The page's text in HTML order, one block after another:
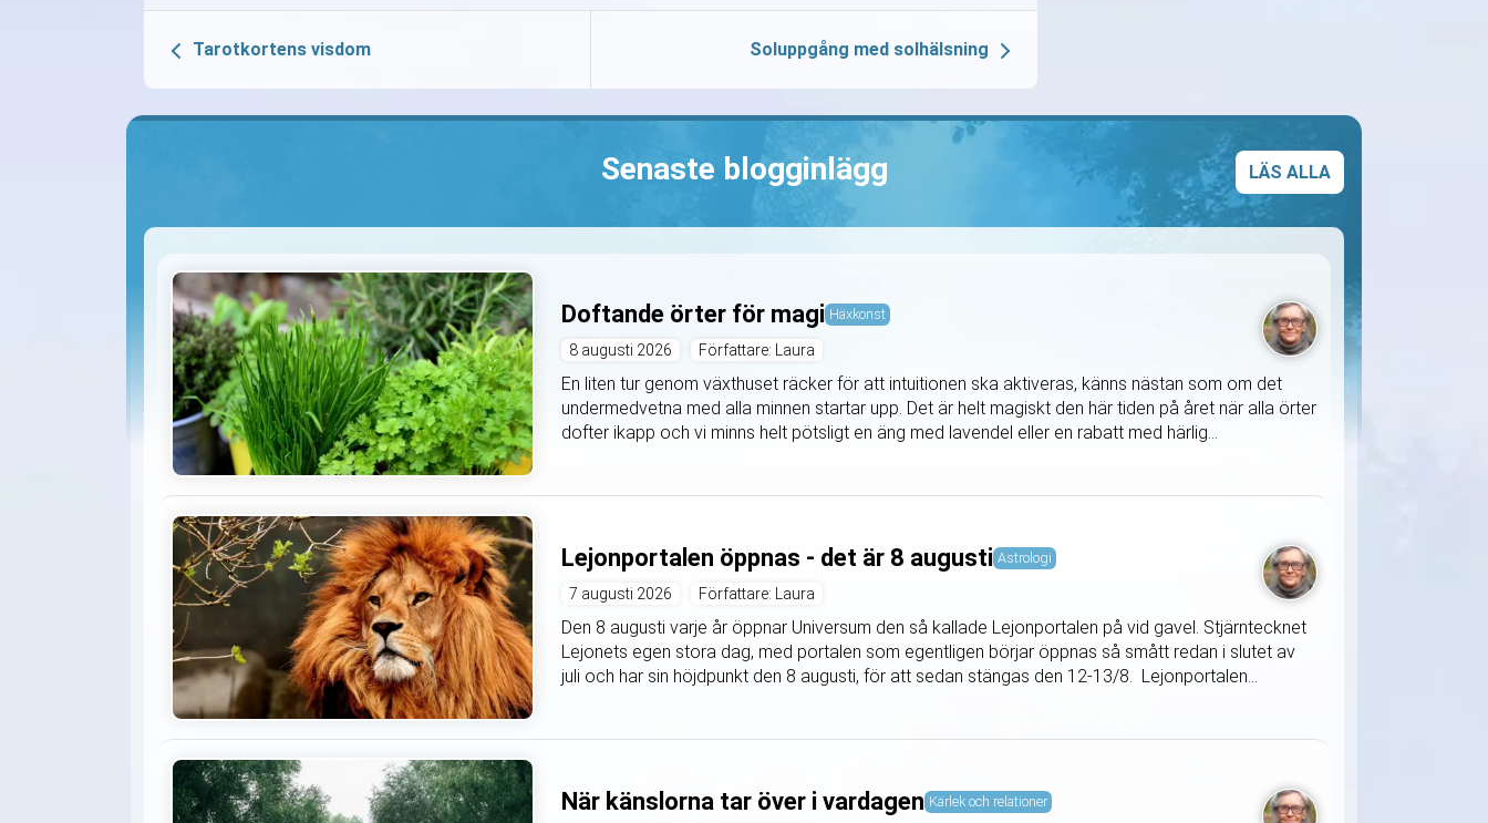
Tarotkortens visdom Soluppgång med solhälsning
Senaste blogginlägg LÄS ALLA
Doftande örter för magi Häxkonst
8 augusti 2026 Författare: Laura
En liten tur genom växthuset räcker för att intuitionen ska aktiveras, känns nästan som om det
undermedvetna med alla minnen startar upp. Det är helt magiskt den här tiden på året när alla örter
dofter ikapp och vi minns helt pötsligt en äng med lavendel eller en rabatt med härlig...
Lejonportalen öppnas - det är 8 augusti Astrologi
7 augusti 2026 Författare: Laura
Den 8 augusti varje år öppnar Universum den så kallade Lejonportalen på vid gavel. Stjärntecknet
Lejonets egen stora dag, med portalen som egentligen börjar öppnas så smått redan i slutet av
juli och har sin höjdpunkt den 8 augusti, för att sedan stängas den 12-13/8. Lejonportalen...
När känslorna tar över i vardagen Kärlek och relationer